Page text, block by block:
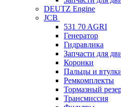
DEUTZ Engine
JCB
531 70 AGRI
Генератор
Гидравлика
Запчасти для
Коронки
Пальцы и
Ремкомплекты
Тормазный
Трансмиссия